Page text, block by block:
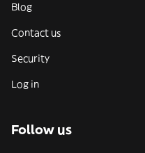
Blog
Contact us
Security
Log in
Follow us